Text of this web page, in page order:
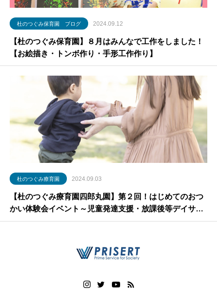
杜のつぐみ保育園 ブログ 2024.09.12
【杜のつぐみ保育園】８月はみんなで工作をしました！
【お絵描き・トンボ作り・手形工作作り】
杜のつぐみ療育園 2024.09.03
【杜のつぐみ療育園四郎丸園】第２回！はじめてのおつ
かい体験会イベント～児童発達支援・放課後等デイサー
ビスの一日を体験！～（イベントお申し込みフォーム）